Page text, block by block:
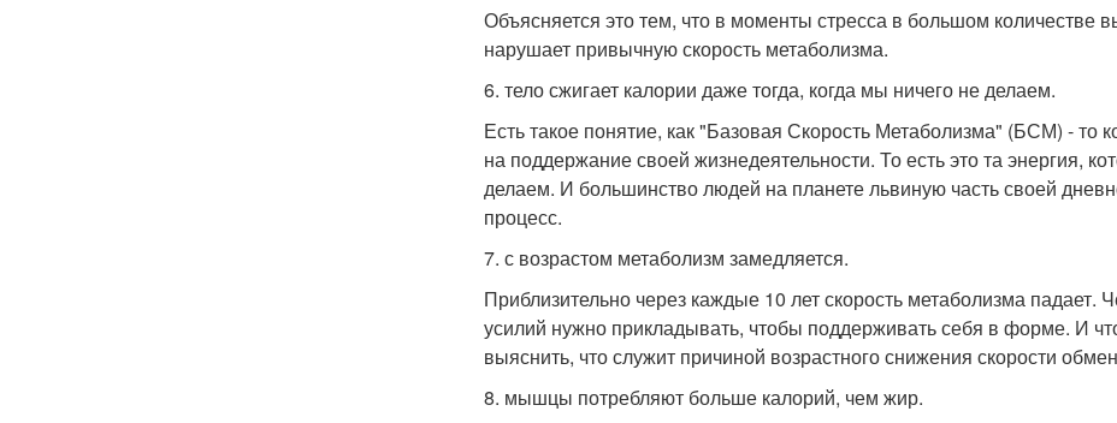
Объясняется это тем, что в моменты стресса в большом количестве
нарушает привычную скорость метаболизма.
6. тело сжигает калории даже тогда, когда мы ничего не делаем.
Есть такое понятие, как "Базовая Скорость Метаболизма" (БСМ) - то
на поддержание своей жизнедеятельности. То есть это та энергия,
делаем. И большинство людей на планете львиную часть своей
процесс.
7. с возрастом метаболизм замедляется.
Приблизительно через каждые 10 лет скорость метаболизма
усилий нужно прикладывать, чтобы поддерживать себя в форме. И
выяснить, что служит причиной возрастного снижения скорости
8. мышцы потребляют больше калорий, чем жир.